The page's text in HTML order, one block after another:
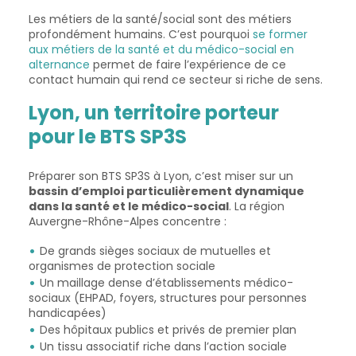
Les métiers de la santé/social sont des métiers
profondément humains. C’est pourquoi se former
aux métiers de la santé et du médico-social en
alternance permet de faire l’expérience de ce
contact humain qui rend ce secteur si riche de sens.
Lyon, un territoire porteur
pour le BTS SP3S
Préparer son BTS SP3S à Lyon, c’est miser sur un
bassin d’emploi particulièrement dynamique
dans la santé et le médico-social. La région
Auvergne-Rhône-Alpes concentre :
De grands sièges sociaux de mutuelles et
organismes de protection sociale
Un maillage dense d’établissements médico-
sociaux (EHPAD, foyers, structures pour personnes
handicapées)
Des hôpitaux publics et privés de premier plan
Un tissu associatif riche dans l’action sociale